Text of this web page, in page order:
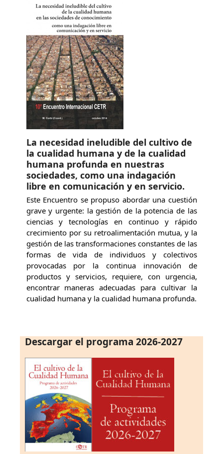
La necesidad ineludible del cultivo de
la cualidad humana y de la cualidad
humana profunda en nuestras
sociedades, como una indagación
libre en comunicación y en servicio.
Este Encuentro se propuso abordar una cuestión
grave y urgente: la gestión de la potencia de las
ciencias y tecnologías en continuo y rápido
crecimiento por su retroalimentación mutua, y la
gestión de las transformaciones constantes de las
formas de vida de individuos y colectivos
provocadas por la continua innovación de
productos y servicios, requiere, con urgencia,
encontrar maneras adecuadas para cultivar la
cualidad humana y la cualidad humana profunda.
Descargar el programa 2026-2027